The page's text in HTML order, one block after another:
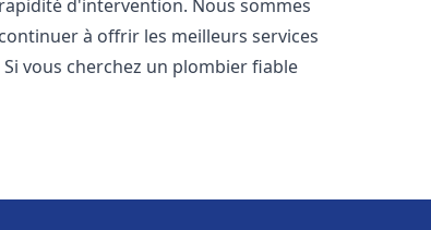
d'intervention. Nous sommes
à offrir les meilleurs services
Si vous cherchez un plombier fiable